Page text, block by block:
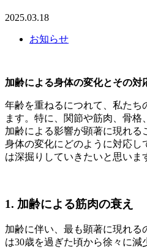
2025.03.18
お知らせ
加齢による身体の変化とその対
年齢を重ねるにつれて、私たち
ます。特に、関節や筋肉、骨格
加齢による影響が顕著に現れる
身体の変化にどのように対応し
は深掘りしていきたいと思いま
1. 加齢による筋肉の衰え
加齢に伴い、最も顕著に現れ
は30歳を過ぎた頃から徐々に減